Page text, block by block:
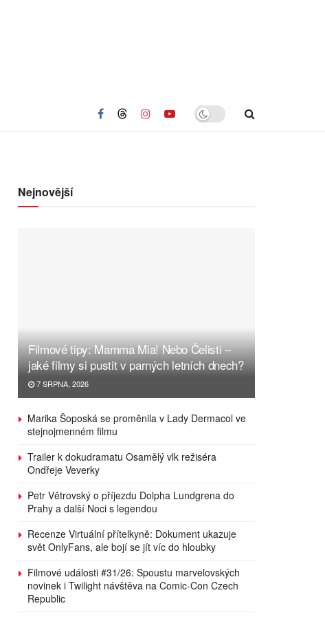
Nejnovější
Filmové tipy: Mamma Mia! Nebo Čelisti –
jaké filmy si pustit v parných letních dnech?
7 SRPNA, 2026
Marika Šoposká se proměnila v Lady Dermacol ve
stejnojmenném filmu
Trailer k dokudramatu Osamělý vlk režiséra
Ondřeje Veverky
Petr Větrovský o příjezdu Dolpha Lundgrena do
Prahy a další Noci s legendou
Recenze Virtuální přítelkyně: Dokument ukazuje
svět OnlyFans, ale bojí se jít víc do hloubky
Filmové události #31/26: Spoustu marvelovských
novinek i Twilight návštěva na Comic-Con Czech
Republic